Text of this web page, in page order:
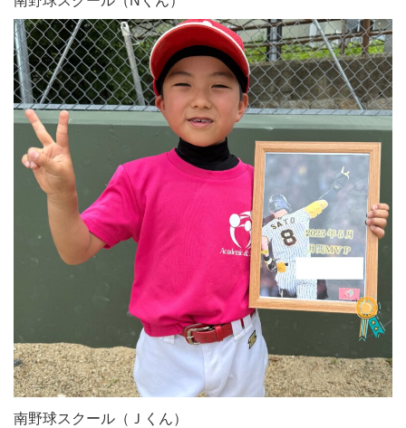
南野球スクール（Ｊくん）